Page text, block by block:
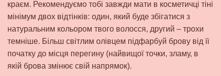
краєм. Рекомендуємо тобі завжди мати в косметичці тіні
мінімум двох відтінків: один, який буде збігатися з
натуральним кольором твого волосся, другий – трохи
темніше. Більш світлим олівцем підфарбуй брову від її
початку до місця перегину (найвищої точки, зламу, в
якій брова змінює свій напрямок).